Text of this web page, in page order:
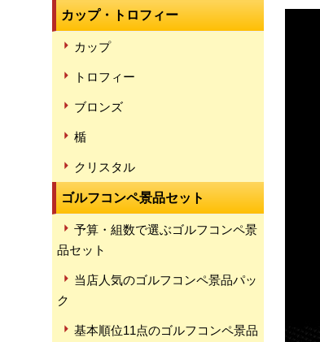
カップ・トロフィー
カップ
トロフィー
ブロンズ
楯
クリスタル
ゴルフコンペ景品セット
予算・組数で選ぶゴルフコンペ景
品セット
当店人気のゴルフコンペ景品パッ
ク
基本順位11点のゴルフコンペ景品